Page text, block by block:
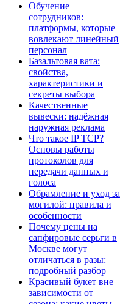
Обучение
сотрудников:
платформы, которые
вовлекают линейный
персонал
Базальтовая вата:
свойства,
характеристики и
секреты выбора
Качественные
вывески: надёжная
наружная реклама
Что такое IP TCP?
Основы работы
протоколов для
передачи данных и
голоса
Обрамление и уход за
могилой: правила и
особенности
Почему цены на
сапфировые серьги в
Москве могут
отличаться в разы:
подробный разбор
Красивый букет вне
зависимости от